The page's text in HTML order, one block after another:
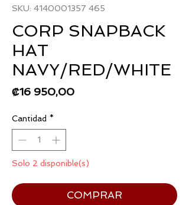
SKU: 4140001357 465
CORP SNAPBACK
HAT
NAVY/RED/WHITE
₡16 950,00Precio
Cantidad *
Solo 2 disponible(s)
COMPRAR